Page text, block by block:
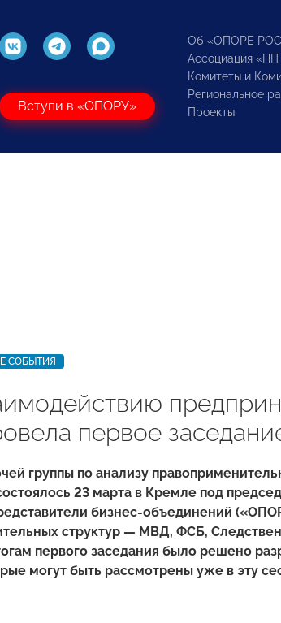
Вступи в «ОПОРУ»
Об «ОПОРЕ
Ассоциация
Комитеты и
Региональное
Проекты
СОБЫТИЯ
первое
группы по анализу
23 марта в Кремле под
бизнес-объединений
структур — МВД, ФСБ,
первого заседания было решено
могут быть рассмотрены уже в эту